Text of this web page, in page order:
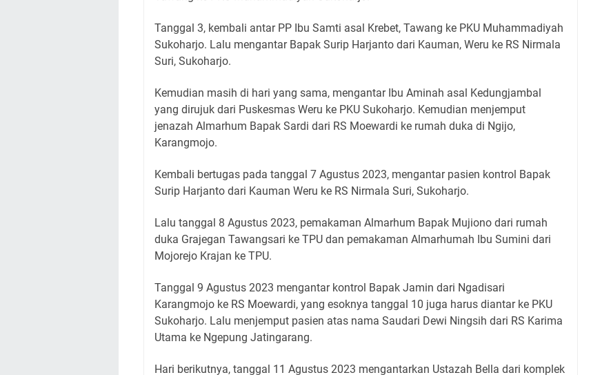
Tanggal 3, kembali antar PP Ibu Samti asal Krebet, Tawang ke PKU Muhammadiyah
Sukoharjo. Lalu mengantar Bapak Surip Harjanto dari Kauman, Weru ke RS Nirmala
Suri, Sukoharjo.
Kemudian masih di hari yang sama, mengantar Ibu Aminah asal Kedungjambal
yang dirujuk dari Puskesmas Weru ke PKU Sukoharjo. Kemudian menjemput
jenazah Almarhum Bapak Sardi dari RS Moewardi ke rumah duka di Ngijo,
Karangmojo.
Kembali bertugas pada tanggal 7 Agustus 2023, mengantar pasien kontrol Bapak
Surip Harjanto dari Kauman Weru ke RS Nirmala Suri, Sukoharjo.
Lalu tanggal 8 Agustus 2023, pemakaman Almarhum Bapak Mujiono dari rumah
duka Grajegan Tawangsari ke TPU dan pemakaman Almarhumah Ibu Sumini dari
Mojorejo Krajan ke TPU.
Tanggal 9 Agustus 2023 mengantar kontrol Bapak Jamin dari Ngadisari
Karangmojo ke RS Moewardi, yang esoknya tanggal 10 juga harus diantar ke PKU
Sukoharjo. Lalu menjemput pasien atas nama Saudari Dewi Ningsih dari RS Karima
Utama ke Ngepung Jatingarang.
Hari berikutnya, tanggal 11 Agustus 2023 mengantarkan Ustazah Bella dari komplek